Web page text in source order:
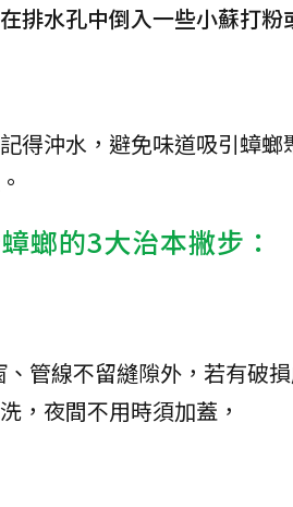
排水孔中倒入一些小蘇打粉
得沖水，避免味道吸引蟑
螂的3大治本撇步：
、管線不留縫隙外，若有破
，夜間不用時須加蓋，